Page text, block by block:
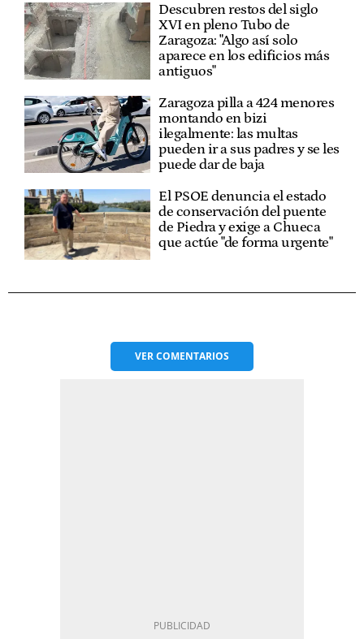
Descubren restos del siglo
XVI en pleno Tubo de
Zaragoza: "Algo así solo
aparece en los edificios más
antiguos"
Zaragoza pilla a 424 menores
montando en bizi
ilegalmente: las multas
pueden ir a sus padres y se les
puede dar de baja
El PSOE denuncia el estado
de conservación del puente
de Piedra y exige a Chueca
que actúe "de forma urgente"
VERCOMENTARIOS